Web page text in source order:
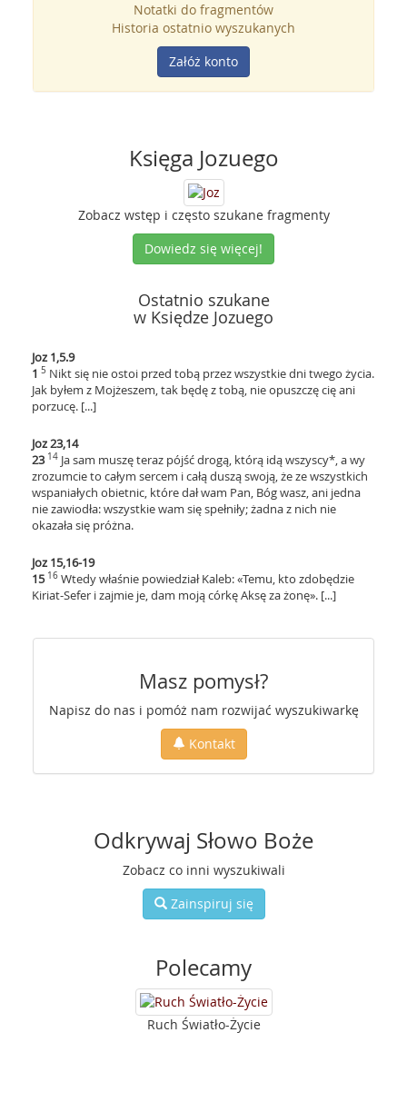
Notatki do fragmentów
Historia ostatnio wyszukanych
Załóż konto
Księga Jozuego
Zobacz wstęp i często szukane fragmenty
Dowiedz się więcej!
Ostatnio szukane
w Księdze Jozuego
Joz 1,5.9
1 5 Nikt się nie ostoi przed tobą przez wszystkie dni twego życia.
Jak byłem z Mojżeszem, tak będę z tobą, nie opuszczę cię ani
porzucę. [...]
Joz 23,14
23 14 Ja sam muszę teraz pójść drogą, którą idą wszyscy*, a wy
zrozumcie to całym sercem i całą duszą swoją, że ze wszystkich
wspaniałych obietnic, które dał wam Pan, Bóg wasz, ani jedna
nie zawiodła: wszystkie wam się spełniły; żadna z nich nie
okazała się próżna.
Joz 15,16-19
15 16 Wtedy właśnie powiedział Kaleb: «Temu, kto zdobędzie
Kiriat-Sefer i zajmie je, dam moją córkę Aksę za żonę». [...]
Masz pomysł?
Napisz do nas i pomóż nam rozwijać wyszukiwarkę
Kontakt
Odkrywaj Słowo Boże
Zobacz co inni wyszukiwali
Zainspiruj się
Polecamy
Ruch Światło-Życie